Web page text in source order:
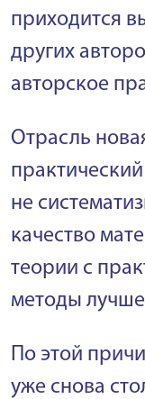
приходится
других
авторское
Отрасль
не
качество
теории с
методы
По этой
уже снова